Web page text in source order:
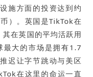
施方面的投资达到约
）。英国是TikTok在
在英国的平均活跃用
最大的市场是拥有1.7
迟让字节跳动与美区
在这里的命运一直